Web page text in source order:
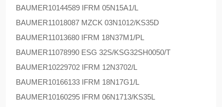
BAUMER10144589 IFRM 05N15A1/L
BAUMER11018087 MZCK 03N1012/KS35D
BAUMER11013680 IFRM 18N37M1/PL
BAUMER11078990 ESG 32S/KSG32SH0050/T
BAUMER10229702 IFRM 12N3702/L
BAUMER10166133 IFRM 18N17G1/L
BAUMER10160295 IFRM 06N1713/KS35L